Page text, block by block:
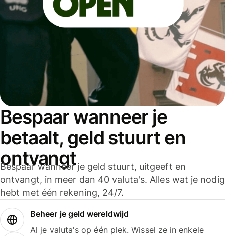
Bespaar wanneer je
betaalt, geld stuurt en
ontvangt
Bespaar wanneer je geld stuurt, uitgeeft en
ontvangt, in meer dan 40 valuta's. Alles wat je nodig
hebt met één rekening, 24/7.
Beheer je geld wereldwijd
Al je valuta's op één plek. Wissel ze in enkele